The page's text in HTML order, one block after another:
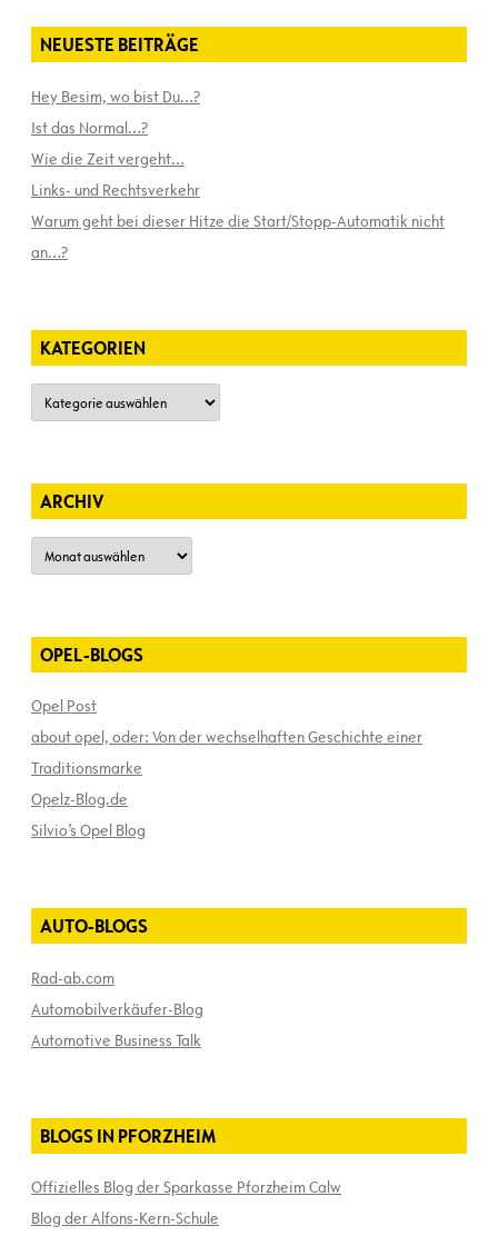
NEUESTE BEITRÄGE
Hey Besim, wo bist Du…?
Ist das Normal…?
Wie die Zeit vergeht…
Links- und Rechtsverkehr
Warum geht bei dieser Hitze die Start/Stopp-Automatik nicht
an…?
KATEGORIEN
Kategorien
ARCHIV
Archiv
OPEL-BLOGS
Opel Post
about opel, oder: Von der wechselhaften Geschichte einer
Traditionsmarke
Opelz-Blog.de
Silvio’s Opel Blog
AUTO-BLOGS
Rad-ab.com
Automobilverkäufer-Blog
Automotive Business Talk
BLOGS IN PFORZHEIM
Offizielles Blog der Sparkasse Pforzheim Calw
Blog der Alfons-Kern-Schule